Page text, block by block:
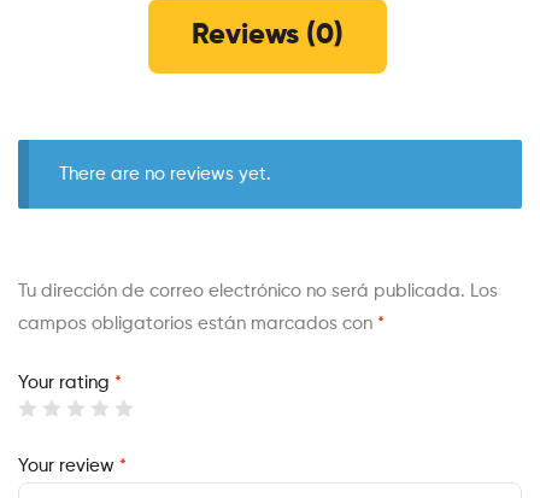
Reviews (0)
There are no reviews yet.
Tu dirección de correo electrónico no será publicada. Los
campos obligatorios están marcados con *
Your rating *
Your review *